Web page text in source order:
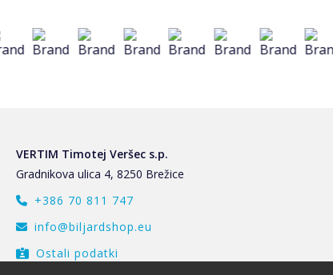
VERTIM Timotej Veršec s.p.
Gradnikova ulica 4, 8250 Brežice
+386 70 811 747
info@biljardshop.eu
Ostali podatki